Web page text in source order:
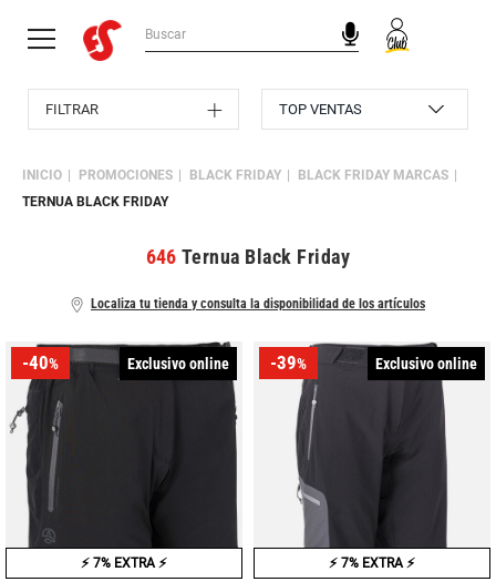
INICIO PROMOCIONES BLACK FRIDAY
BLACK FRIDAY MARCAS
TERNUA BLACK FRIDAY
Localiza tu tienda y consulta la disponibilidad de los artículos
646 Ternua Black Friday
-40% Exclusivo online
⚡ 7% EXTRA ⚡
-39% Exclusivo online
⚡ 7% EXTRA ⚡
FILTRAR